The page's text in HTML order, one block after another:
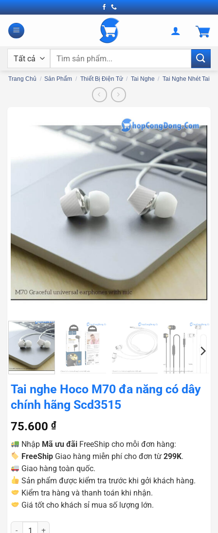
Bỏ
qua
nội
Tìm
Trang Chủ / Sản Phẩm / Thiết Bị Điện Tử / Tai Nghe / Tai Nghe Nhét Tai
Tai nghe Hoco M70 đa năng có dây
chính hãng Scd3515
75.600 ₫
Nhập Mã ưu đãi FreeShip cho mỗi đơn hàng:
FreeShip Giao hàng miễn phí cho đơn từ299K.
Giao hàng toàn quốc.
Sản phẩm được kiểm tra trước khi gởi khách hàng.
Kiểm tra hàng và thanh toán khi nhận.
Giá tốt cho khách sỉ mua số lượng lớn.
Tai nghe Hoco M70 đa năng có dây chính hãng Scd3515 số lượng